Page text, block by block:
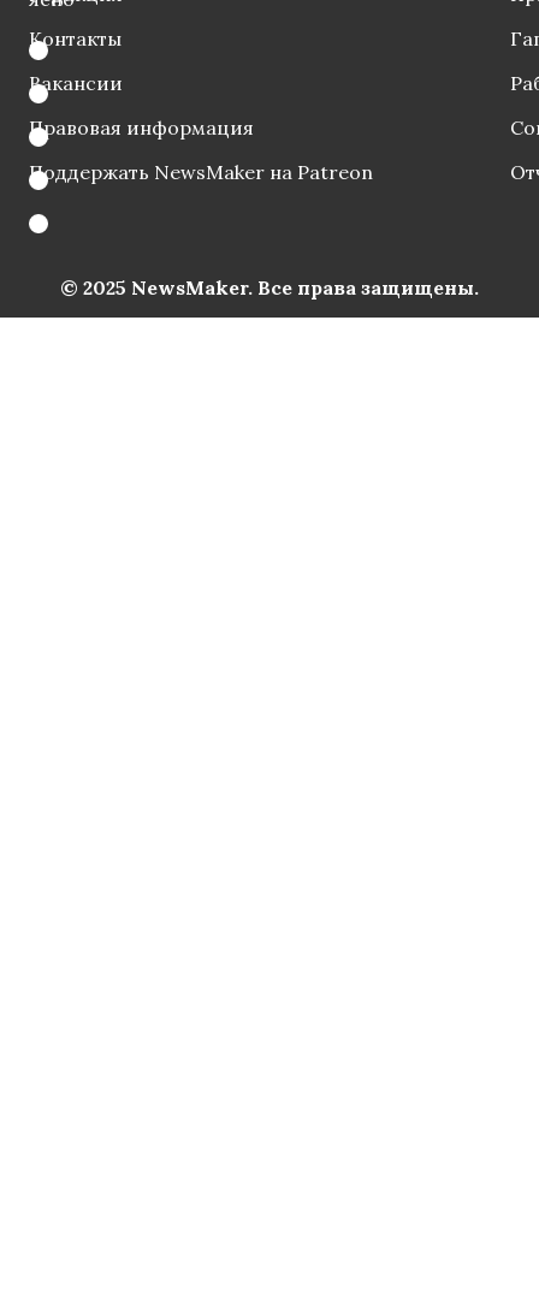
Контакты
Вакансии
Правовая информация
Поддержать NewsMaker на Patreon
© 2025 NewsMaker. Все права защищены.